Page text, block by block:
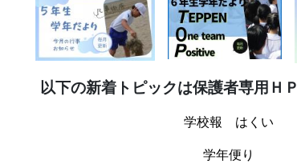
以下の新着トピックは保護者専用Ｈ
学校報 はくい
学年便り